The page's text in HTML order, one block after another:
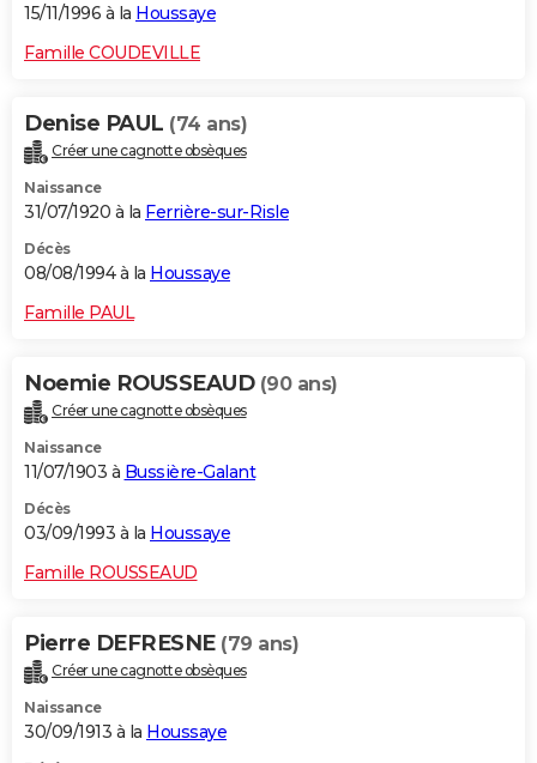
15/11/1996 à la Houssaye
Famille COUDEVILLE
Denise PAUL (74 ans)
Créer une cagnotte obsèques
Naissance
31/07/1920 à la Ferrière-sur-Risle
Décès
08/08/1994 à la Houssaye
Famille PAUL
Noemie ROUSSEAUD (90 ans)
Créer une cagnotte obsèques
Naissance
11/07/1903 à Bussière-Galant
Décès
03/09/1993 à la Houssaye
Famille ROUSSEAUD
Pierre DEFRESNE (79 ans)
Créer une cagnotte obsèques
Naissance
30/09/1913 à la Houssaye